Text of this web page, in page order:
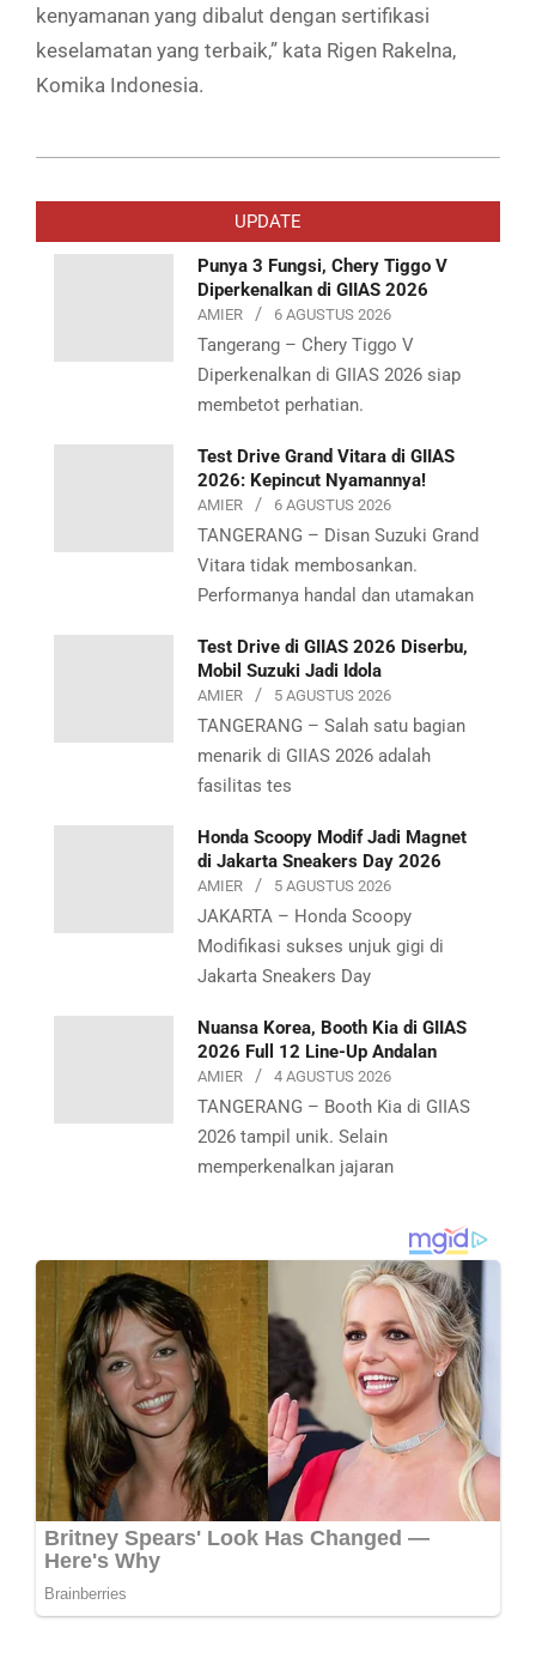
kenyamanan yang dibalut dengan sertifikasi
keselamatan yang terbaik,” kata Rigen Rakelna,
Komika Indonesia.
11-
UPDATE
Punya 3 Fungsi, Chery Tiggo V
Diperkenalkan di GIIAS 2026
AMIER 6 AGUSTUS 2026
Tangerang – Chery Tiggo V
Diperkenalkan di GIIAS 2026 siap
membetot perhatian.
Test Drive Grand Vitara di GIIAS
2026: Kepincut Nyamannya!
AMIER 6 AGUSTUS 2026
TANGERANG – Disan Suzuki Grand
Vitara tidak membosankan.
Performanya handal dan utamakan
Test Drive di GIIAS 2026 Diserbu,
Mobil Suzuki Jadi Idola
AMIER 5 AGUSTUS 2026
TANGERANG – Salah satu bagian
menarik di GIIAS 2026 adalah
fasilitas tes
Honda Scoopy Modif Jadi Magnet
di Jakarta Sneakers Day 2026
AMIER 5 AGUSTUS 2026
JAKARTA – Honda Scoopy
Modifikasi sukses unjuk gigi di
Jakarta Sneakers Day
Nuansa Korea, Booth Kia di GIIAS
2026 Full 12 Line-Up Andalan
AMIER 4 AGUSTUS 2026
TANGERANG – Booth Kia di GIIAS
2026 tampil unik. Selain
memperkenalkan jajaran